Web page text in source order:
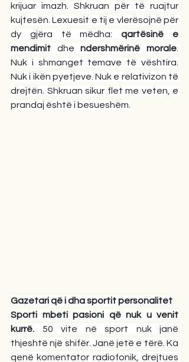
krijuar imazh. Shkruan për të ruajtur
kujtesën. Lexuesit e tij e vlerësojnë për
dy gjëra të mëdha: qartësinë e
mendimit dhe ndershmërinë morale
Nuk i shmanget temave të vështira.
Nuk i ikën pyetjeve. Nuk e relativizon të
drejtën. Shkruan sikur flet me veten, e
prandaj është i besueshëm.
Gazetari që i dha sportit personalitet
Sporti mbeti pasioni që nuk u venit
kurrë. 50 vite në sport nuk janë
thjeshtë një shifër. Janë jetë e tërë. Ka
qenë komentator radiofonik, drejtues